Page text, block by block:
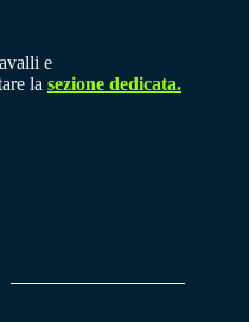
e
la sezione dedicata.